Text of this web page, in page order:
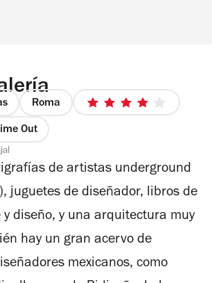
Roma
4
estrellas
Out
de artistas underground
juguetes de diseñador, libros de
diseño, y una arquitectura muy
hay un gran acervo de
mexicanos, como